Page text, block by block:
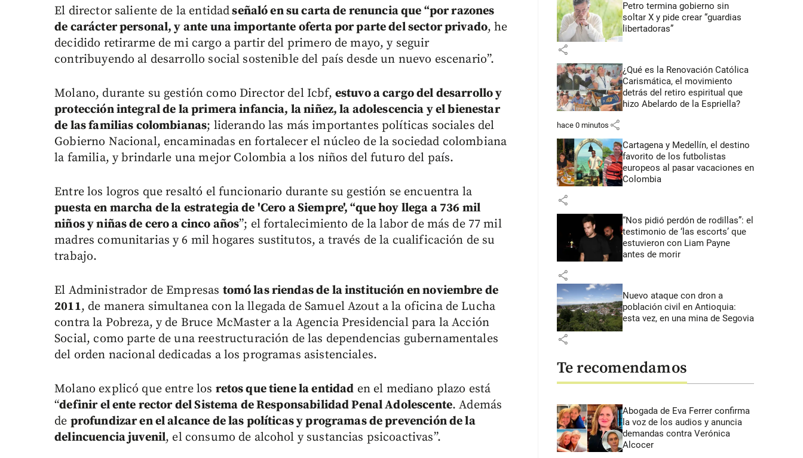
El director saliente de la entidadseñaló en su carta de renuncia que “por razones
de carácter personal, y ante una importante oferta por parte del sector privado, he
decidido retirarme de mi cargo a partir del primero de mayo, y seguir
contribuyendo al desarrollo social sostenible del país desde un nuevo escenario”.
Molano, durante su gestión como Director del Icbf, estuvo a cargo del desarrollo y
protección integral de la primera infancia, la niñez, la adolescencia y el bienestar
de las familias colombianas; liderando las más importantes políticas sociales del
Gobierno Nacional, encaminadas en fortalecer el núcleo de la sociedad colombiana
la familia, y brindarle una mejor Colombia a los niños del futuro del país.
Entre los logros que resaltó el funcionario durante su gestión se encuentra la
puesta en marcha de la estrategia de 'Cero a Siempre', “que hoy llega a 736 mil
niños y niñas de cero a cinco años”; el fortalecimiento de la labor de más de 77 mil
madres comunitarias y 6 mil hogares sustitutos, a través de la cualificación de su
trabajo.
El Administrador de Empresas tomó las riendas de la institución en noviembre de
2011, de manera simultanea con la llegada de Samuel Azout a la oficina de Lucha
contra la Pobreza, y de Bruce McMaster a la Agencia Presidencial para la Acción
Social, como parte de una reestructuración de las dependencias gubernamentales
del orden nacional dedicadas a los programas asistenciales.
Molano explicó que entre los retos que tiene la entidad en el mediano plazo está
“definir el ente rector del Sistema de Responsabilidad Penal Adolescente. Además
de profundizar en el alcance de las políticas y programas de prevención de la
delincuencia juvenil, el consumo de alcohol y sustancias psicoactivas”.
Petro termina gobierno sin
soltar X y pide crear “guardias
libertadoras”
share
¿Qué es la Renovación Católica
Carismática, el movimiento
detrás del retiro espiritual que
hizo Abelardo de la Espriella?
hace 0 minutos share
Cartagena y Medellín, el destino
favorito de los futbolistas
europeos al pasar vacaciones en
Colombia
share
“Nos pidió perdón de rodillas”: el
testimonio de ‘las escorts’ que
estuvieron con Liam Payne
antes de morir
share
Nuevo ataque con dron a
población civil en Antioquia:
esta vez, en una mina de Segovia
share
Te recomendamos
Abogada de Eva Ferrer confirma
la voz de los audios y anuncia
demandas contra Verónica
Alcocer